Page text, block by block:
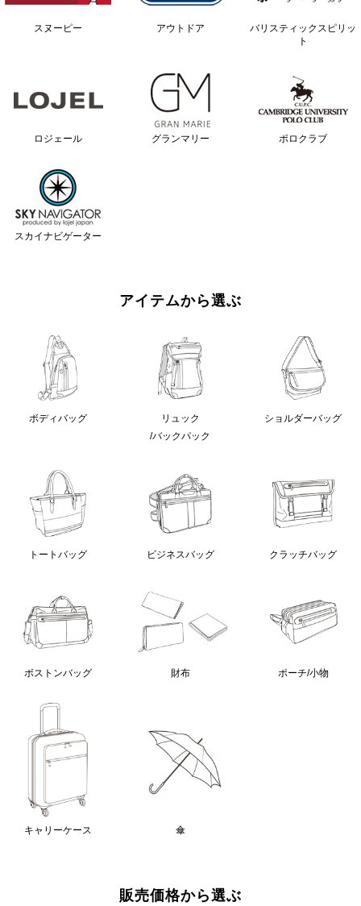
スヌーピー アウトドア
バリスティックスピリッ
ト
ロジェール グランマリー ポロクラブ
スカイナビゲーター
アイテムから選ぶ
ボディバッグ
リュック
/バックパック
ショルダーバッグ
トートバッグ ビジネスバッグ クラッチバッグ
ボストンバッグ 財布 ポーチ/小物
キャリーケース 傘
販売価格から選ぶ